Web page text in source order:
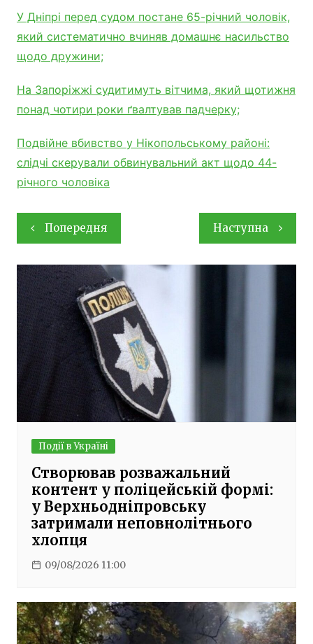
У Дніпрі перед судом постане 65-річний чоловік,
який систематично вчиняв домашнє насильство
щодо дружини;
На Запоріжжі судитимуть вітчима, який щотижня
понад чотири роки ґвалтував падчерку;
Подвійне вбивство у Нікопольському районі:
слідчі скерували обвинувальний акт щодо 44-
річного чоловіка
Навігація
записів
Попередня Наступна
Події в Україні
Створював розважальний
контент у поліцейській формі:
у Верхньодніпровську
затримали неповнолітнього
хлопця
09/08/2026 11:00